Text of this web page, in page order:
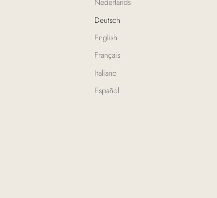
Nederlands
Deutsch
English
Français
Italiano
Español